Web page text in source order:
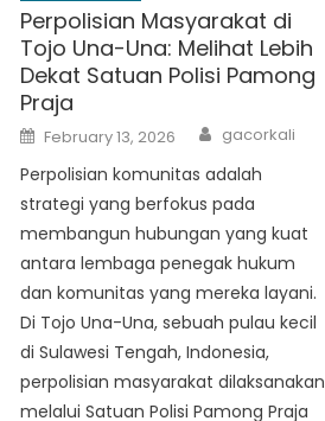
Perpolisian Masyarakat di
Tojo Una-Una: Melihat Lebih
Dekat Satuan Polisi Pamong
Praja
Posted
on
February 13, 2026 Author
gacorkali
Perpolisian komunitas adalah
strategi yang berfokus pada
membangun hubungan yang kuat
antara lembaga penegak hukum
dan komunitas yang mereka layani.
Di Tojo Una-Una, sebuah pulau kecil
di Sulawesi Tengah, Indonesia,
perpolisian masyarakat dilaksanakan
melalui Satuan Polisi Pamong Praja